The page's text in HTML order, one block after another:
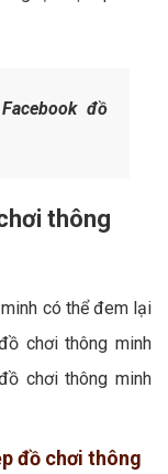
đồ
thông
có thể đem lại
chơi thông minh
chơi thông minh
đồ chơi thông